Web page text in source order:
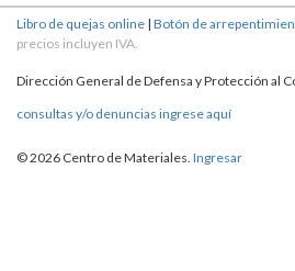
Libro de quejas online | Botón de
precios incluyen IVA.
Dirección General de Defensa y Protección al
consultas y/o denuncias ingrese aquí
© 2026 Centro de Materiales. Ingresar